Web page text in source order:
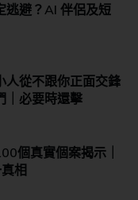
逃避？AI 伴侶及短
人從不跟你正面交鋒
｜必要時還擊
個真實個案揭示｜
相